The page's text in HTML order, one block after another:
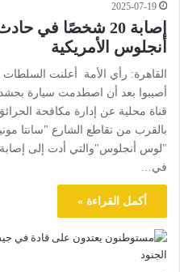
2025-07-19
إصابة 20 شخصًا
أنجلوس الأمريكية
أصيبوا بعد أن اصطدمت سيارة
قناة محلية عن إدارة مكافحة
بالقرب من تقاطع الشارع "سانتا
في…
أكمل القراءة »